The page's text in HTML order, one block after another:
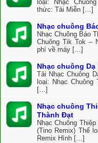
loại: Nhạc
thức: Tải Miễn […]
Nhạc chuông
Nhạc Chuông Báo
Chuông Tik Tok –
phí về máy […]
Nhạc chuông
Tải Nhạc Chuông
loại: Nhạc
[…]
Nhạc chuông
Thành Đạt
Nhạc Chuông
(Tino Remix) Thể
Remix Hình […]